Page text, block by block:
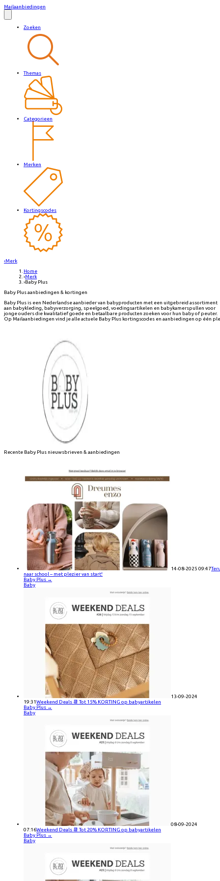
Mailaanbiedingen
Zoeken
Themas
Categorieen
Merken
Kortingscodes
‹Merk
Home
›Merk
›Baby Plus
Baby Plus aanbiedingen & kortingen
Baby Plus is een Nederlandse aanbieder van babyproducten met een uitgebreid assortiment
aan babykleding, babyverzorging, speelgoed, voedingsartikelen en babykamerspullen voor
jonge ouders die kwalitatief goede en betaalbare producten zoeken voor hun baby of peuter.
Op Mailaanbiedingen vind je alle actuele Baby Plus kortingscodes en aanbiedingen op één
Recente Baby Plus nieuwsbrieven & aanbiedingen
14-08-2025 09:47
naar school – met plezier van start!
Baby Plus →
Baby
13-09-2024
19:31Weekend Deals 📆 Tot 15% KORTING op babyartikelen
Baby Plus →
Baby
08-09-2024
07:16Weekend Deals 📆 Tot 20% KORTING op babyartikelen
Baby Plus →
Baby